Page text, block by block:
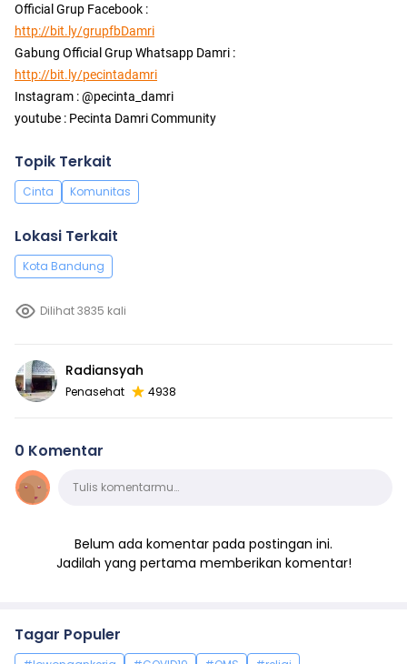
Official Grup Facebook :
http://bit.ly/grupfbDamri
Gabung Official Grup Whatsapp Damri :
http://bit.ly/pecintadamri
Instagram : @pecinta_damri
youtube : Pecinta Damri Community
Topik Terkait
Cinta Komunitas
Lokasi Terkait
Kota Bandung
Dilihat 3835 kali
Radiansyah
Penasehat 4938
0 Komentar
KomentarTulis komentarmu…
Belum ada komentar pada postingan ini.
Jadilah yang pertama memberikan komentar!
Tagar Populer